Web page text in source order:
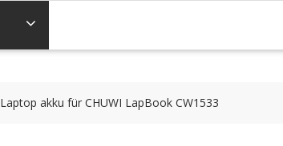
Laptop akku für CHUWI LapBook CW1533